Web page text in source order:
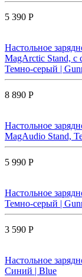
5 390 Р
Настольное
MagArctic Stand, с
Темно-серый |
8 890 Р
Настольное
MagAudio Stand,
5 990 Р
Настольное
Темно-серый |
3 590 Р
Настольное
Синий | Blue